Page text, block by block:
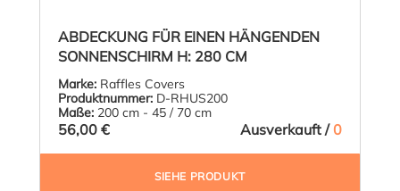
ABDECKUNG FÜR EINEN HÄNGENDEN
SONNENSCHIRM H: 280 CM
Marke: Raffles Covers
Produktnummer: D-RHUS200
Maße: 200 cm - 45 / 70 cm
56,00 € Ausverkauft /0
SIEHE PRODUKT